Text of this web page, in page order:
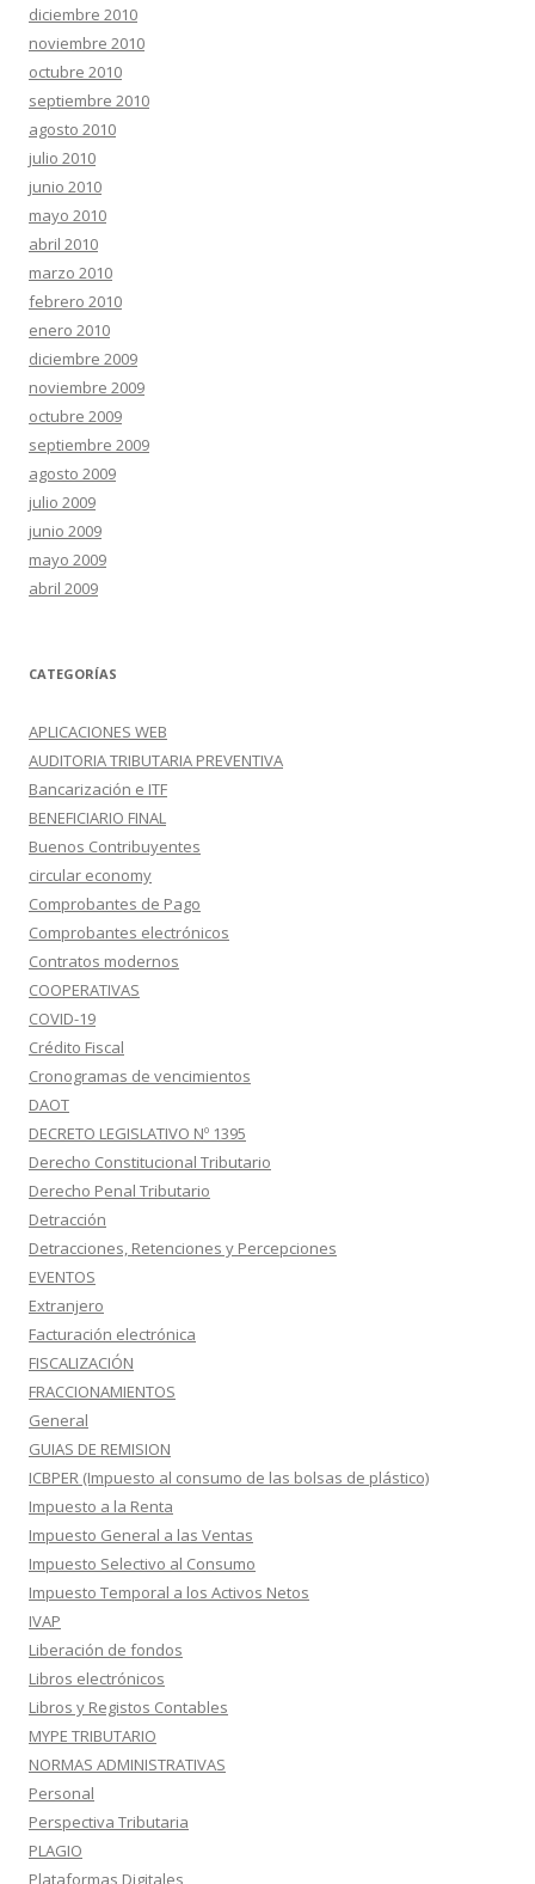
diciembre 2010
noviembre 2010
octubre 2010
septiembre 2010
agosto 2010
julio 2010
junio 2010
mayo 2010
abril 2010
marzo 2010
febrero 2010
enero 2010
diciembre 2009
noviembre 2009
octubre 2009
septiembre 2009
agosto 2009
julio 2009
junio 2009
mayo 2009
abril 2009
CATEGORÍAS
APLICACIONES WEB
AUDITORIA TRIBUTARIA PREVENTIVA
Bancarización e ITF
BENEFICIARIO FINAL
Buenos Contribuyentes
circular economy
Comprobantes de Pago
Comprobantes electrónicos
Contratos modernos
COOPERATIVAS
COVID-19
Crédito Fiscal
Cronogramas de vencimientos
DAOT
DECRETO LEGISLATIVO Nº 1395
Derecho Constitucional Tributario
Derecho Penal Tributario
Detracción
Detracciones, Retenciones y Percepciones
EVENTOS
Extranjero
Facturación electrónica
FISCALIZACIÓN
FRACCIONAMIENTOS
General
GUIAS DE REMISION
ICBPER (Impuesto al consumo de las bolsas de plástico)
Impuesto a la Renta
Impuesto General a las Ventas
Impuesto Selectivo al Consumo
Impuesto Temporal a los Activos Netos
IVAP
Liberación de fondos
Libros electrónicos
Libros y Registos Contables
MYPE TRIBUTARIO
NORMAS ADMINISTRATIVAS
Personal
Perspectiva Tributaria
PLAGIO
Plataformas Digitales